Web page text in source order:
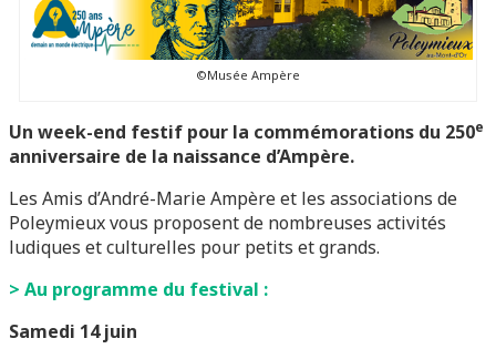
©Musée Ampère
Un week-end festif pour la commémorations du 250e
anniversaire de la naissance d’Ampère.
Les Amis d’André-Marie Ampère et les associations de
Poleymieux vous proposent de nombreuses activités
ludiques et culturelles pour petits et grands.
> Au programme du festival :
Samedi 14 juin